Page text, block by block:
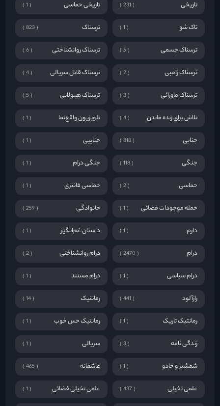
تاریخی 231 تاریخی حماسی 1
تاک شو 1 ترسناک 823
ترسناک جسمی 5 ترسناک روانشناختی 6
ترسناک زامبی 2 ترسناک قاتل سریالی 4
ترسناک ماورائی 3 ترسناک هیولایی 5
تلاش برای زنده ماندن 4 تلویزیون واقع‌نما 1
جنایی 818 جناییی 1
جنگی 118 جنگی درام 1
حماسی 2 حماسی فانتزی 1
حمله موجودات فضائی 1 خانوادگی 259
دارم 1 داستان غم‌انگیز 1
درام 2470 درام روانشناختی 2
درام سیاسی 1 درام مستند 1
رازآلود 441 رمانتیک 14
رمانتیک تاریک 1 رمانتیک حس خوب 1
زندگی نامه 3 سریالی 1
شمشیر و جادو 1 عاشقانه 465
علمی تخیلی 437 علمی تخیلی فضائی 1